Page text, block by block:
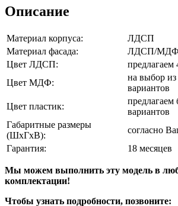
Описание
Материал корпуса:
ЛДСП
Материал фасада:
ЛДСП/МДФ
Цвет ЛДСП:
предлагаем
Цвет МДФ:
на выбор из
вариантов
Цвет пластик:
предлагаем
вариантов
Габаритные размеры
(ШхГхВ):
согласно
Гарантия:
18 месяцев
Мы можем выполнить эту модель в
комплектации!
Чтобы узнать подробности, позвоните: